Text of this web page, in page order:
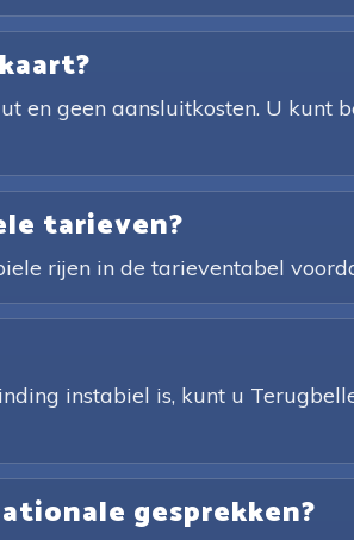
en geen aansluitkosten. U kunt
tarieven?
rijen in de tarieventabel
instabiel is, kunt u
gesprekken?